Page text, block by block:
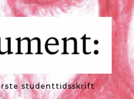
studenttidsskrift